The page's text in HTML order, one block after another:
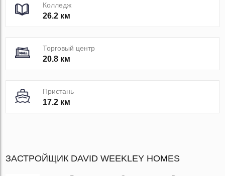
Колледж
26.2 км
Торговый центр
20.8 км
Пристань
17.2 км
ЗАСТРОЙЩИК DAVID WEEKLEY HOMES